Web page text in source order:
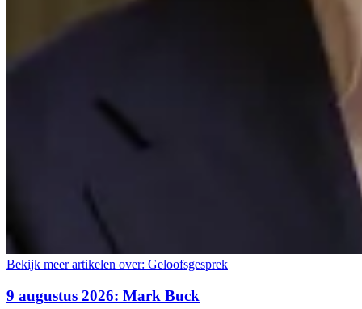
Bekijk meer artikelen over: Geloofsgesprek
9 augustus 2026: Mark Buck